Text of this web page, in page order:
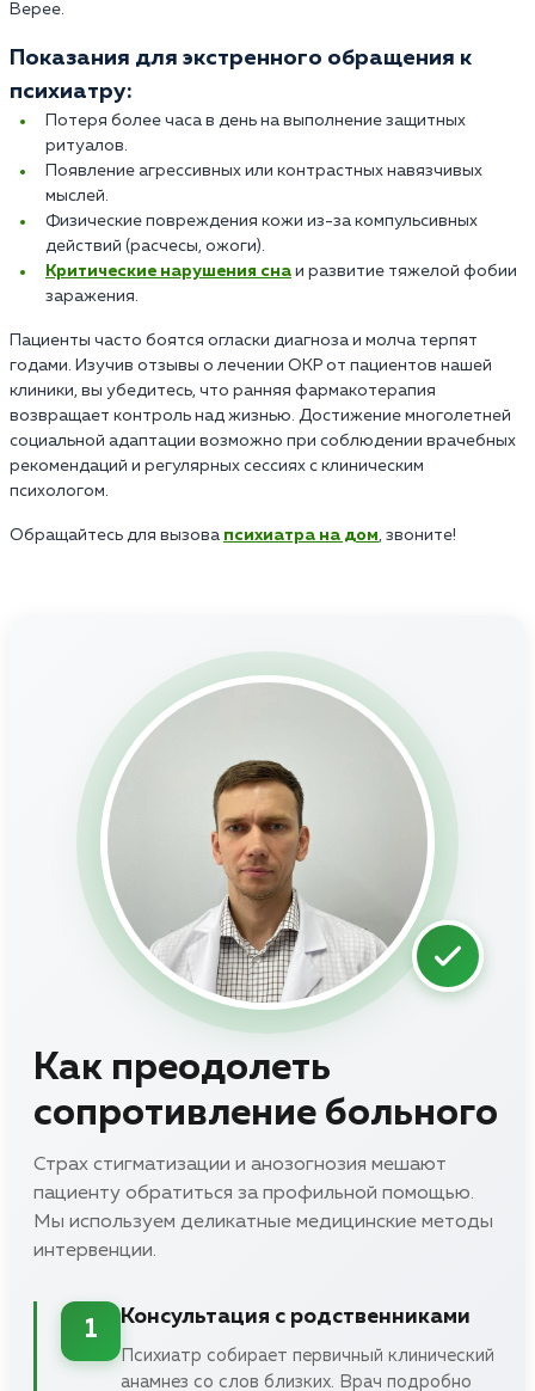
Верее.
Показания для экстренного обращения к
психиатру:
Потеря более часа в день на выполнение защитных
ритуалов.
Появление агрессивных или контрастных навязчивых
мыслей.
Физические повреждения кожи из-за компульсивных
действий (расчесы, ожоги).
Критические нарушения сна и развитие тяжелой фобии
заражения.
Пациенты часто боятся огласки диагноза и молча терпят
годами. Изучив отзывы о лечении ОКР от пациентов нашей
клиники, вы убедитесь, что ранняя фармакотерапия
возвращает контроль над жизнью. Достижение многолетней
социальной адаптации возможно при соблюдении врачебных
рекомендаций и регулярных сессиях с клиническим
психологом.
Обращайтесь для вызова психиатра на дом, звоните!
Как преодолеть
сопротивление больного
Страх стигматизации и анозогнозия мешают
пациенту обратиться за профильной помощью.
Мы используем деликатные медицинские методы
интервенции.
1
Консультация с родственниками
Психиатр собирает первичный клинический
анамнез со слов близких. Врач подробно